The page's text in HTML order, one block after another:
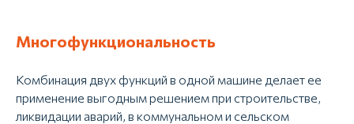
Многофункциональность
Комбинация двух функций в одной машине делает ее
применение выгодным решением при строительстве,
ликвидации аварий, в коммунальном и сельском